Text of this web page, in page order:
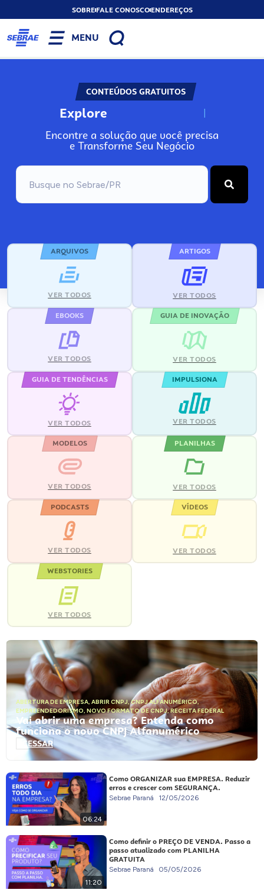
SOBREFALE CONOSCOENDEREÇOS
MENU
CONTEÚDOS GRATUITOS
Explore N
Encontre a solução que você precisa
e Transforme Seu Negócio
ARQUIVOS
VER TODOS
ARTIGOS
VER TODOS
EBOOKS
VER TODOS
GUIA DE INOVAÇÃO
VER TODOS
GUIA DE TENDÊNCIAS
VER TODOS
IMPULSIONA
VER TODOS
MODELOS
VER TODOS
PLANILHAS
VER TODOS
PODCASTS
VER TODOS
VÍDEOS
VER TODOS
WEBSTORIES
VER TODOS
ABERTURA DE EMPRESA, ABRIR CNPJ,CNPJ ALFANUMÉRICO,
EMPREENDEDORISMO, NOVO FORMATO DE CNPJ,RECEITA FEDERAL
Vai abrir uma empresa? Entenda como
funciona o novo CNPJ Alfanumérico
ACESSAR
06:24
Como ORGANIZAR sua EMPRESA. Reduzir
erros e crescer com SEGURANÇA.
Sebrae Paraná 12/05/2026
11:20
Como definir o PREÇO DE VENDA. Passo a
passo atualizado com PLANILHA
GRATUITA
Sebrae Paraná 05/05/2026